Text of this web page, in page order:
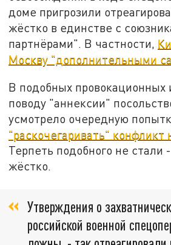
доме пригрозили
жёстко в единстве с
партнёрами". В частности,
Москву "дополнительными
В подобных провокационных
поводу "аннексии"
усмотрело очередную
"раскочегаривать" конфликт
Терпеть подобного не стали
жёстко.
Утверждения о
российской военной